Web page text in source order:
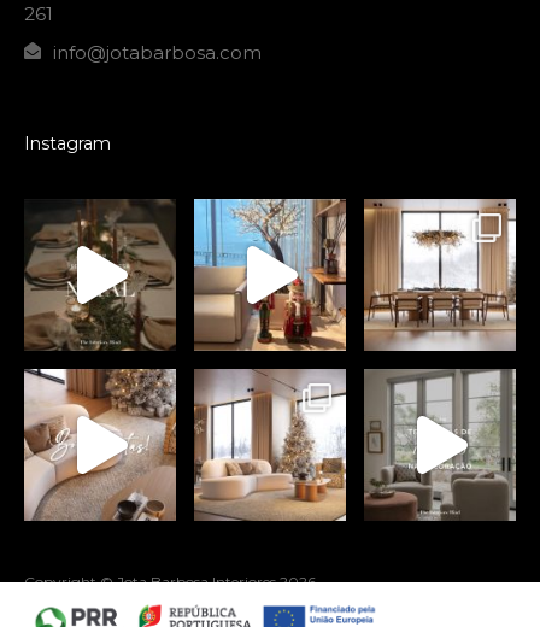
261
info@jotabarbosa.com
Instagram
Copyright © Jota Barbosa Interiores2026
by webcomum